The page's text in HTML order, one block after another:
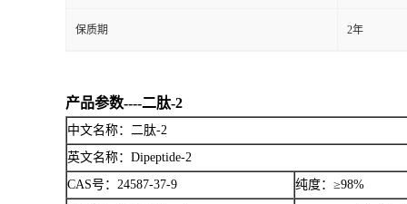
保质期 2年
产品参数----二肽-2
中文名称：二肽-2
英文名称：Dipeptide-2
CAS号： 24587-37-9 纯度：≥98%